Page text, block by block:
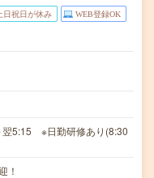
日祝日が休み WEB登録OK
翌5:15 ※日勤研修あり(8:30
！